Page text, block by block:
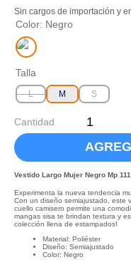
Sin cargos de importación y
Color: Negro
Talla
L M S
Cantidad
Vestido Largo Mujer Negro Mp
Experimenta la nueva tendencia
Con un diseño semiajustado, este
cuello camisero permite una
mangas sisa te brindan textura y
colección llena de estampados!
Material: Poliéster
Diseño: Semiajustado
Color: Negro